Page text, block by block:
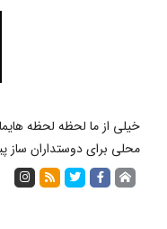
خیلی از ما لحظه لحظه
محلی برای دوستداران ساز